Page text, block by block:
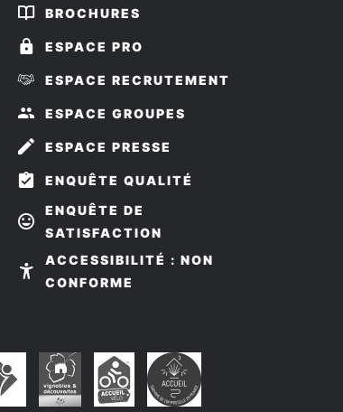
BROCHURES
ESPACE PRO
ESPACE RECRUTEMENT
ESPACE GROUPES
ESPACE PRESSE
ENQUÊTE QUALITÉ
ENQUÊTE DE
SATISFACTION
ACCESSIBILITÉ : NON
CONFORME